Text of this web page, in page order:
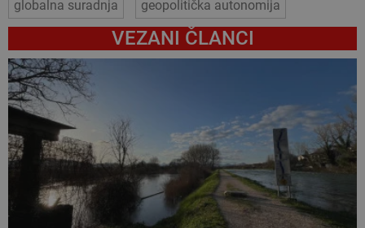
globalna suradnja geopolitička autonomija
VEZANI ČLANCI